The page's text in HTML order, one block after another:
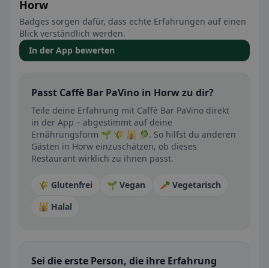
Horw
Badges sorgen dafür, dass echte Erfahrungen auf einen
Blick verständlich werden.
In der App bewerten
Passt Caffè Bar PaVino in Horw zu dir?
Teile deine Erfahrung mit Caffè Bar PaVino direkt
in der App – abgestimmt auf deine
Ernährungsform 🌱 🌾 🕌 🥬. So hilfst du anderen
Gästen in Horw einzuschätzen, ob dieses
Restaurant wirklich zu ihnen passt.
🌾 Glutenfrei 🌱 Vegan
🥕 Vegetarisch
🕌 Halal
Sei die erste Person, die ihre Erfahrung